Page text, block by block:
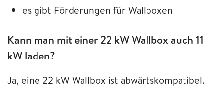
es gibt Förderungen für Wallboxen
Kann man mit einer 22 kW Wallbox auch 11
kW laden?
Ja, eine 22 kW Wallbox ist abwärtskompatibel.